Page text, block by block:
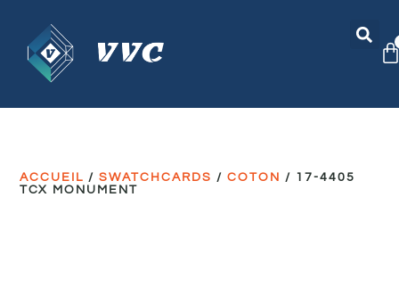
ACCUEIL /SWATCHCARDS /COTON / 17-4405
TCX MONUMENT